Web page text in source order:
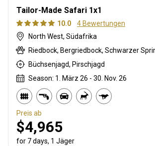
Tailor-Made Safari 1x1
10.0
4 Bewertungen
North West, Südafrika
Büchsenjagd, Pirschjagd
Season: 1. März 26 - 30. Nov. 26
Preis ab
$4,965
for 7 days, 1 Jäger